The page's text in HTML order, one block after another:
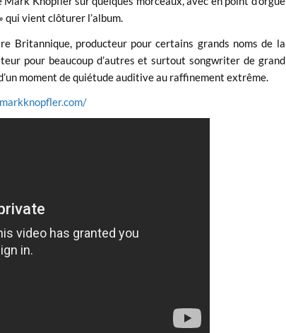
qui vient clôturer l’album.
Britannique, producteur pour certains grands noms de la
pour beaucoup d’autres et surtout songwriter de grand
moment de quiétude auditive au raffinement extrême.